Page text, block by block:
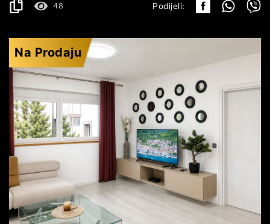
48 Podijeli:
Na Prodaju
PETROVAC